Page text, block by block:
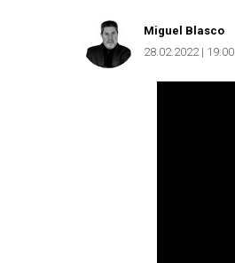
Miguel Blasco
28.02.2022 | 19:00